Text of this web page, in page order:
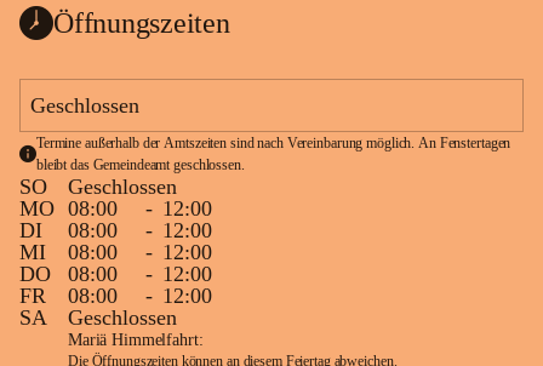
ht
1 Seite•0,1 MB
Öffnungszeiten
Geschlossen
Termine außerhalb der Amtszeiten sind nach Vereinbarung möglich. An Fenstertagen
bleibt das Gemeindeamt geschlossen.
SO
Geschlossen
MO 08:00 - 12:00
DI
08:00 - 12:00
MI
08:00 - 12:00
DO
08:00 - 12:00
FR
08:00 - 12:00
SA
Geschlossen
Mariä Himmelfahrt:
Die Öffnungszeiten können an diesem Feiertag abweichen.